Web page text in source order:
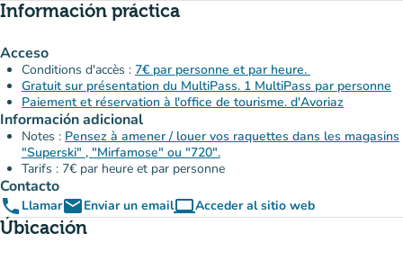
Información práctica
Acceso
Conditions d'accès : 7€ par personne et par heure.
Gratuit sur présentation du MultiPass. 1 MultiPass par personne
Paiement et réservation à l'office de tourisme. d'Avoriaz
Información adicional
Notes : Pensez à amener / louer vos raquettes dans les magasins
"Superski" , "Mirfamose" ou "720".
Tarifs : 7€ par heure et par personne
Contacto
phone LlamaremailEnviar un emailcomputerAcceder al sitio web
(nueva pestaña)
Úbicación